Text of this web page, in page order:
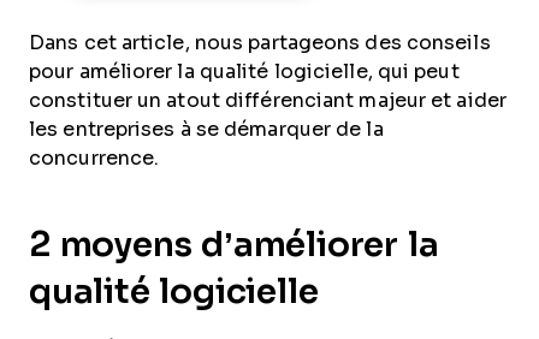
Dans cet article, nous partageons des conseils
pour améliorer la qualité logicielle, qui peut
constituer un atout différenciant majeur et aider
les entreprises à se démarquer de la
concurrence.
2 moyens d’améliorer la
qualité logicielle